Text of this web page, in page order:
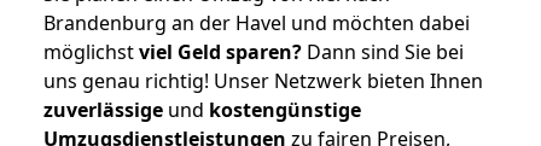
Brandenburg an der Havel und möchten dabei
möglichstviel Geld sparen? Dann sind Sie bei
uns genau richtig! Unser Netzwerk bieten Ihnen
zuverlässige und kostengünstige
Umzugsdienstleistungen zu fairen Preisen,